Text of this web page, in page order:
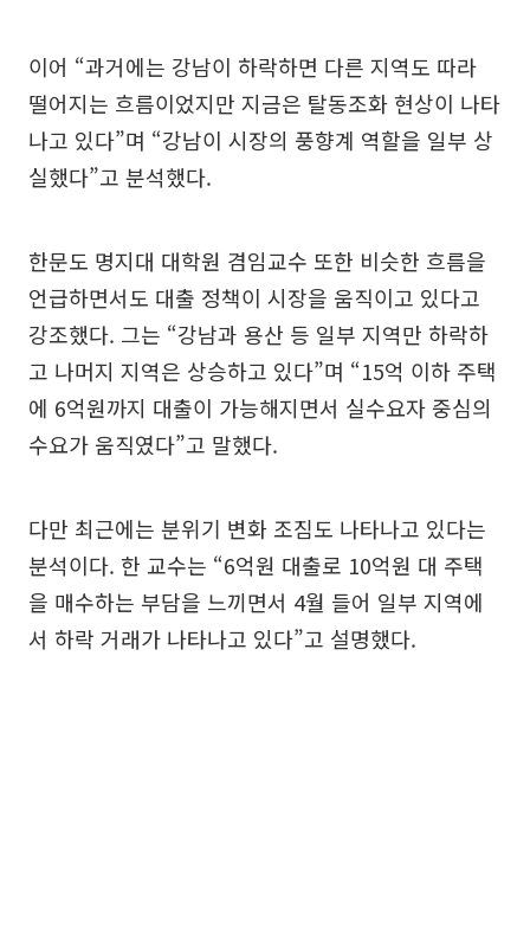
이어 “과거에는 강남이 하락하면 다른 지역도 따라
떨어지는 흐름이었지만 지금은 탈동조화 현상이 나타
나고 있다”며 “강남이 시장의 풍향계 역할을 일부 상
실했다”고 분석했다.
한문도 명지대 대학원 겸임교수 또한 비슷한 흐름을
언급하면서도 대출 정책이 시장을 움직이고 있다고
강조했다. 그는 “강남과 용산 등 일부 지역만 하락하
고 나머지 지역은 상승하고 있다”며 “15억 이하 주택
에 6억원까지 대출이 가능해지면서 실수요자 중심의
수요가 움직였다”고 말했다.
다만 최근에는 분위기 변화 조짐도 나타나고 있다는
분석이다. 한 교수는 “6억원 대출로 10억원 대 주택
을 매수하는 부담을 느끼면서 4월 들어 일부 지역에
서 하락 거래가 나타나고 있다”고 설명했다.